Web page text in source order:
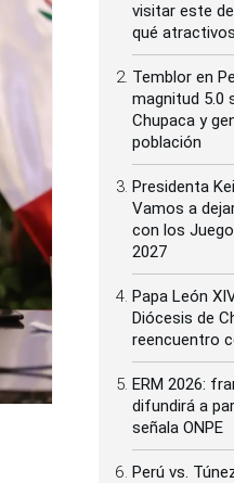
visitar este
qué
Temblor en
magnitud 5.0
Chupaca y
población
Presidenta
Vamos a
con los
2027
Papa León
Diócesis de
reencuentro
ERM 2026:
difundirá a
señala ONPE
Perú vs.